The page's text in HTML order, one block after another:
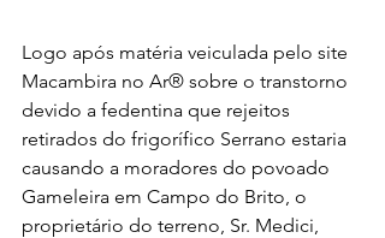
Logo após matéria veiculada pelo site
Macambira no Ar® sobre o transtorno
devido a fedentina que rejeitos
retirados do frigorífico Serrano estaria
causando a moradores do povoado
Gameleira em Campo do Brito, o
proprietário do terreno, Sr. Medici,